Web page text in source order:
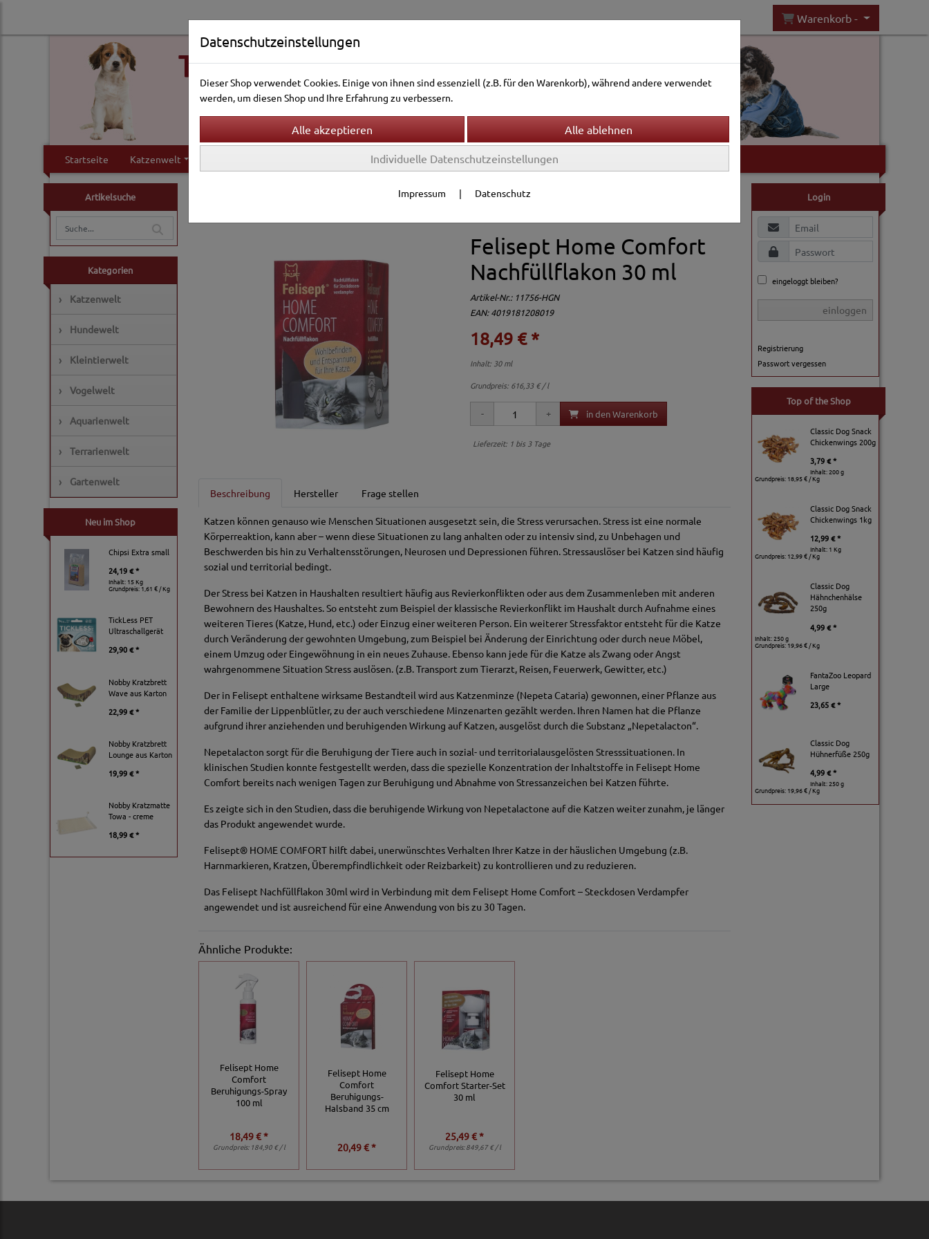
Warenkorb -
Startseite Katzenwelt Vogelwelt Aquarienwelt Terrarienwelt
Artikelsuche
Kategorien
› Katzenwelt
› Hundewelt
› Kleintierwelt
› Vogelwelt
› Aquarienwelt
› Terrarienwelt
› Gartenwelt
Neu im Shop
Chipsi Extra small
24,19 € *
Inhalt: 15 Kg
Grundpreis:1,61 € / Kg
TickLess PET
Ultraschallgerät
29,90 € *
Nobby Kratzbrett
Wave aus Karton
22,99 € *
Nobby Kratzbrett
Lounge aus Karton
19,99 € *
Nobby Kratzmatte
Towa - creme
18,99 € *
Felisept
Felisept Home Comfort
Nachfüllflakon 30 ml
Artikel-Nr.: 11756-HGN
EAN: 4019181208019
18,49 € *
Inhalt: 30 ml
Grundpreis: 616,33 € / l
in den Warenkorb
Lieferzeit: 1 bis 3 Tage
Beschreibung Hersteller Frage stellen
Katzen können genauso wie Menschen Situationen ausgesetzt sein, die Stress verursachen. Stress ist eine normale
Körperreaktion, kann aber – wenn diese Situationen zu lang anhalten oder zu intensiv sind, zu Unbehagen und
Beschwerden bis hin zu Verhaltensstörungen, Neurosen und Depressionen führen. Stressauslöser bei Katzen sind häufig
sozial und territorial bedingt.
Der Stress bei Katzen in Haushalten resultiert häufig aus Revierkonflikten oder aus dem Zusammenleben mit anderen
Bewohnern des Haushaltes. So entsteht zum Beispiel der klassische Revierkonflikt im Haushalt durch Aufnahme eines
weiteren Tieres (Katze, Hund, etc.) oder Einzug einer weiteren Person. Ein weiterer Stressfaktor entsteht für die Katze
durch Veränderung der gewohnten Umgebung, zum Beispiel bei Änderung der Einrichtung oder durch neue Möbel,
einem Umzug oder Eingewöhnung in ein neues Zuhause. Ebenso kann jede für die Katze als Zwang oder Angst
wahrgenommene Situation Stress auslösen. (z.B. Transport zum Tierarzt, Reisen, Feuerwerk, Gewitter, etc.)
Der in Felisept enthaltene wirksame Bestandteil wird aus Katzenminze (Nepeta Cataria) gewonnen, einer Pflanze aus
der Familie der Lippenblütler, zu der auch verschiedene Minzenarten gezählt werden. Ihren Namen hat die Pflanze
aufgrund ihrer anziehenden und beruhigenden Wirkung auf Katzen, ausgelöst durch die Substanz „Nepetalacton“.
Nepetalacton sorgt für die Beruhigung der Tiere auch in sozial- und territorialausgelösten Stresssituationen. In
klinischen Studien konnte festgestellt werden, dass die spezielle Konzentration der Inhaltstoffe in Felisept Home
Comfort bereits nach wenigen Tagen zur Beruhigung und Abnahme von Stressanzeichen bei Katzen führte.
Es zeigte sich in den Studien, dass die beruhigende Wirkung von Nepetalactone auf die Katzen weiter zunahm, je länger
das Produkt angewendet wurde.
Felisept® HOME COMFORT hilft dabei, unerwünschtes Verhalten Ihrer Katze in der häuslichen Umgebung (z.B.
Harnmarkieren, Kratzen, Überempfindlichkeit oder Reizbarkeit) zu kontrollieren und zu reduzieren.
Das Felisept Nachfüllflakon 30ml wird in Verbindung mit dem Felisept Home Comfort – Steckdosen Verdampfer
angewendet und ist ausreichend für eine Anwendung von bis zu 30 Tagen.
Ähnliche Produkte:
Felisept Home
Comfort
Beruhigungs-Spray
100 ml
18,49 € *
Grundpreis: 184,90 € / l
Felisept Home
Comfort
Beruhigungs-
Halsband 35 cm
20,49 € *
Felisept Home
Comfort Starter-Set
30 ml
25,49 € *
Grundpreis:849,67 € / l
Login
eingeloggt bleiben?
einloggen
Registrierung
Passwort vergessen
Top of the Shop
Classic Dog Snack
Chickenwings 200g
3,79 € *
Inhalt: 200 g
Grundpreis: 18,95 € / Kg
Classic Dog Snack
Chickenwings 1kg
12,99 € *
Inhalt: 1 Kg
Grundpreis: 12,99 € / Kg
Classic Dog
Hähnchenhälse
250g
4,99 € *
Inhalt: 250 g
Grundpreis:19,96 € / Kg
FantaZoo Leopard
Large
23,65 € *
Classic Dog
Hühnerfüße 250g
4,99 € *
Inhalt: 250 g
Grundpreis: 19,96 € / Kg
Datenschutzeinstellungen
Dieser Shop verwendet Cookies. Einige von ihnen sind essenziell (z.B. für den Warenkorb), während andere verwendet
werden, um diesen Shop und Ihre Erfahrung zu verbessern.
Individuelle Datenschutzeinstellungen
Impressum | Datenschutz